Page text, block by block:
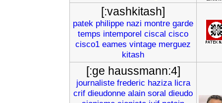
[:vashkitash]
patek philippe nazi montre garde
temps intemporel ciscal cisco
cisco1 eames vintage merguez
kitash
[:ge haussmann:4]
journaliste frederic haziza licra
crif dieudonne alain soral dieudo